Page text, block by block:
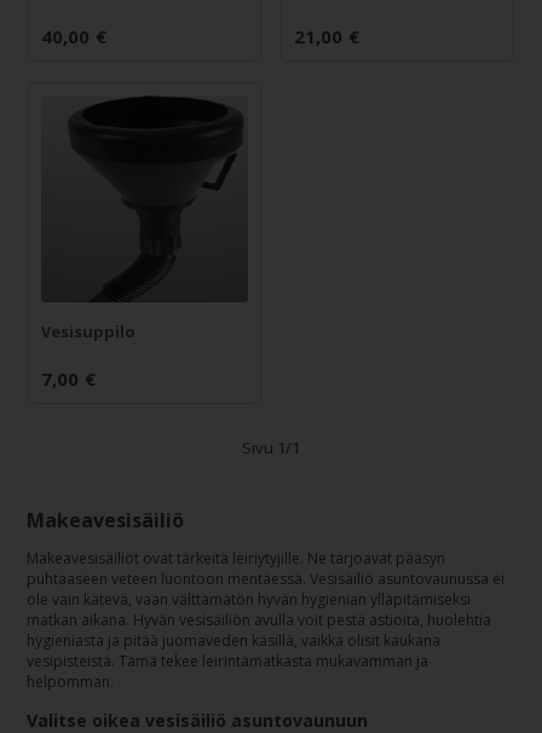
40,00 € 21,00 €
Vesisuppilo
7,00 €
Sivu 1/1
Makeavesisäiliö
Makeavesisäiliöt ovat tärkeitä leiriytyjille. Ne tarjoavat pääsyn
puhtaaseen veteen luontoon mentäessä. Vesisäiliö asuntovaunussa ei
ole vain kätevä, vaan välttämätön hyvän hygienian ylläpitämiseksi
matkan aikana. Hyvän vesisäiliön avulla voit pestä astioita, huolehtia
hygieniasta ja pitää juomaveden käsillä, vaikka olisit kaukana
vesipisteistä. Tämä tekee leirintämatkasta mukavamman ja
helpomman.
Valitse oikea vesisäiliö asuntovaunuun